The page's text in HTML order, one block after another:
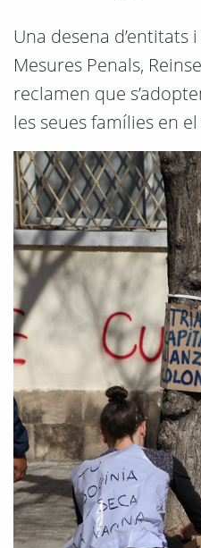
Una desena
Mesures Penals,
reclamen que
les seues famílies en